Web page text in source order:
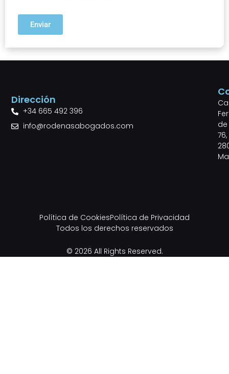
Enviar
de
76,
Dirección
+34 665 492 396
info@rodenasabogados.com
Política de CookiesPolítica de Privacidad
Todos los derechos reservados
© 2026 All Rights Reserved.